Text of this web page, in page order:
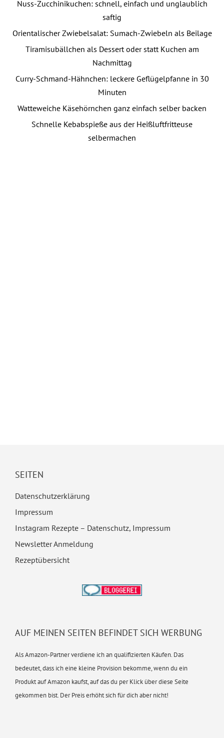
Nuss-Zucchinikuchen: schnell, einfach und unglaublich
saftig
Orientalischer Zwiebelsalat: Sumach-Zwiebeln als Beilage
Tiramisubällchen als Dessert oder statt Kuchen am
Nachmittag
Curry-Schmand-Hähnchen: leckere Geflügelpfanne in 30
Minuten
Watteweiche Käsehörnchen ganz einfach selber backen
Schnelle Kebabspieße aus der Heißluftfritteuse
selbermachen
SEITEN
Datenschutzerklärung
Impressum
Instagram Rezepte – Datenschutz, Impressum
Newsletter Anmeldung
Rezeptübersicht
AUF MEINEN SEITEN BEFINDET SICH WERBUNG
Als Amazon-Partner verdiene ich an qualifizierten Käufen. Das
bedeutet, dass ich eine kleine Provision bekomme, wenn du ein
Produkt auf Amazon kaufst, auf das du per Klick über diese Seite
gekommen bist. Der Preis erhöht sich für dich aber nicht!